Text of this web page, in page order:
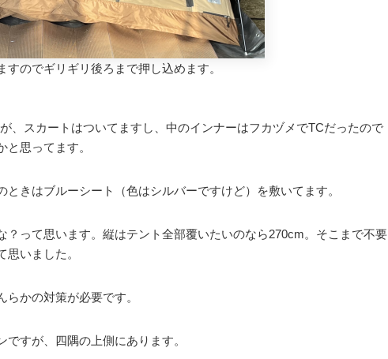
のでギリギリ後ろまで押し込めます。
、スカートはついてますし、中のインナーはフカヅメでTCだったので
思ってます。
きはブルーシート（色はシルバーですけど）を敷いてます。
？って思います。縦はテント全部覆いたいのなら270cm。そこまで不要
いました。
かの対策が必要です。
すが、四隅の上側にあります。